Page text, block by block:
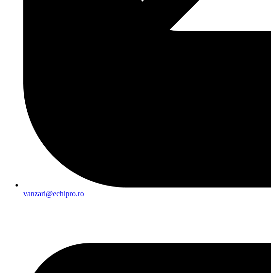
vanzari@echipro.ro